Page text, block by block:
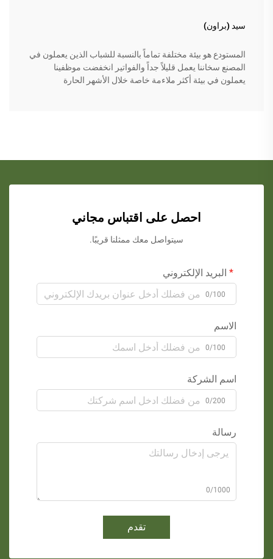
سيد (براون)
المستودع هو بيئة مختلفة تماماً بالنسبة للشباب الذين يعملون في
المصنع سخاننا يعمل قليلاً جداً والفواتير انخفضت موظفينا
يعملون في بيئة أكثر ملاءمة خاصة خلال الأشهر الحارة
احصل على اقتباس مجاني
سيتواصل معك ممثلنا قريبًا.
البريد الإلكتروني
0/100
الاسم
0/100
اسم الشركة
0/200
رسالة
0/1000
تقدم